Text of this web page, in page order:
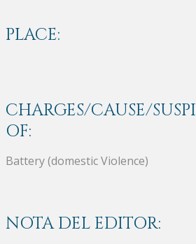
PLACE:
CHARGES/CAUSE/
OF:
Battery (domestic Violence)
NOTA DEL EDITOR: